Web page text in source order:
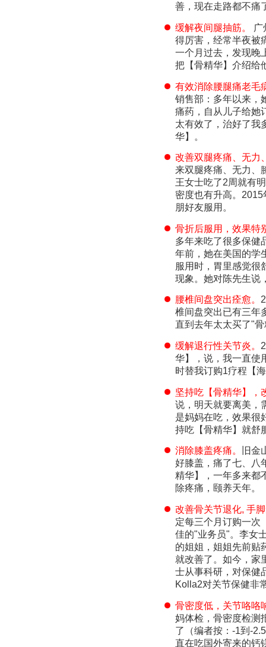
善，现在走路都不痛
缓解夜间腿抽筋。
广
得厉害，经常半夜被
一个月过去，发现晚
把【骨精华】介绍给
有效消除腰腿痛老毛
销售部：多年以来，
痛药，自从儿子给她
太有效了，治好了我
华】。
改善双腿疼痛、无力
来双腿疼痛、无力、
王女士吃了2周就有
密度也有升高。
朋好友服用。
骨折后服用，效果特
多年来吃了很多保健
年前，她在美国的学
服用时，胃里感觉很
现象。她对陈先生说
腰椎间盘突出痊愈。
椎间盘突出已有三年
直到去年太太买了"
缓解退行性关节炎。
华】，说，我一直使
时替我订购1疗程【
坚持吃【骨精华】，
说，明天就要离美，
是妈妈在吃，效果很
持吃【骨精华】就舒
消除膝盖疼痛。
旧
好膝盖，痛了七、八
精华】，一年多来都
除疼痛，颐养天年。
改善骨关节退化, 手
定每三个月订购一次
佳的"业务员"。李女
的姐姐，姐姐先前贴
就改善了。如今，家
士从事科研，对保健
Kolla2对关节保健非
骨密度低，关节咯咯
妈体检，骨密度检测
了（编者按：-1到-
直在吃国外寄来的钙